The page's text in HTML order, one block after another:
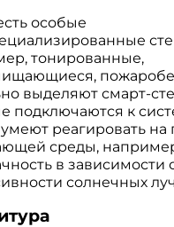
особые
тонированные,
выделяют смарт-
подключаются к
реагировать на
среды,
в зависимости
солнечных